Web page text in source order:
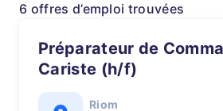
6 offres d’emploi trouvées
Préparateur de Commandes /
Cariste (h/f)
Riom